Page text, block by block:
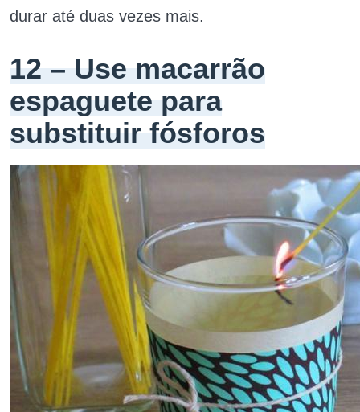
durar até duas vezes mais.
12 – Use macarrão
espaguete para
substituir fósforos